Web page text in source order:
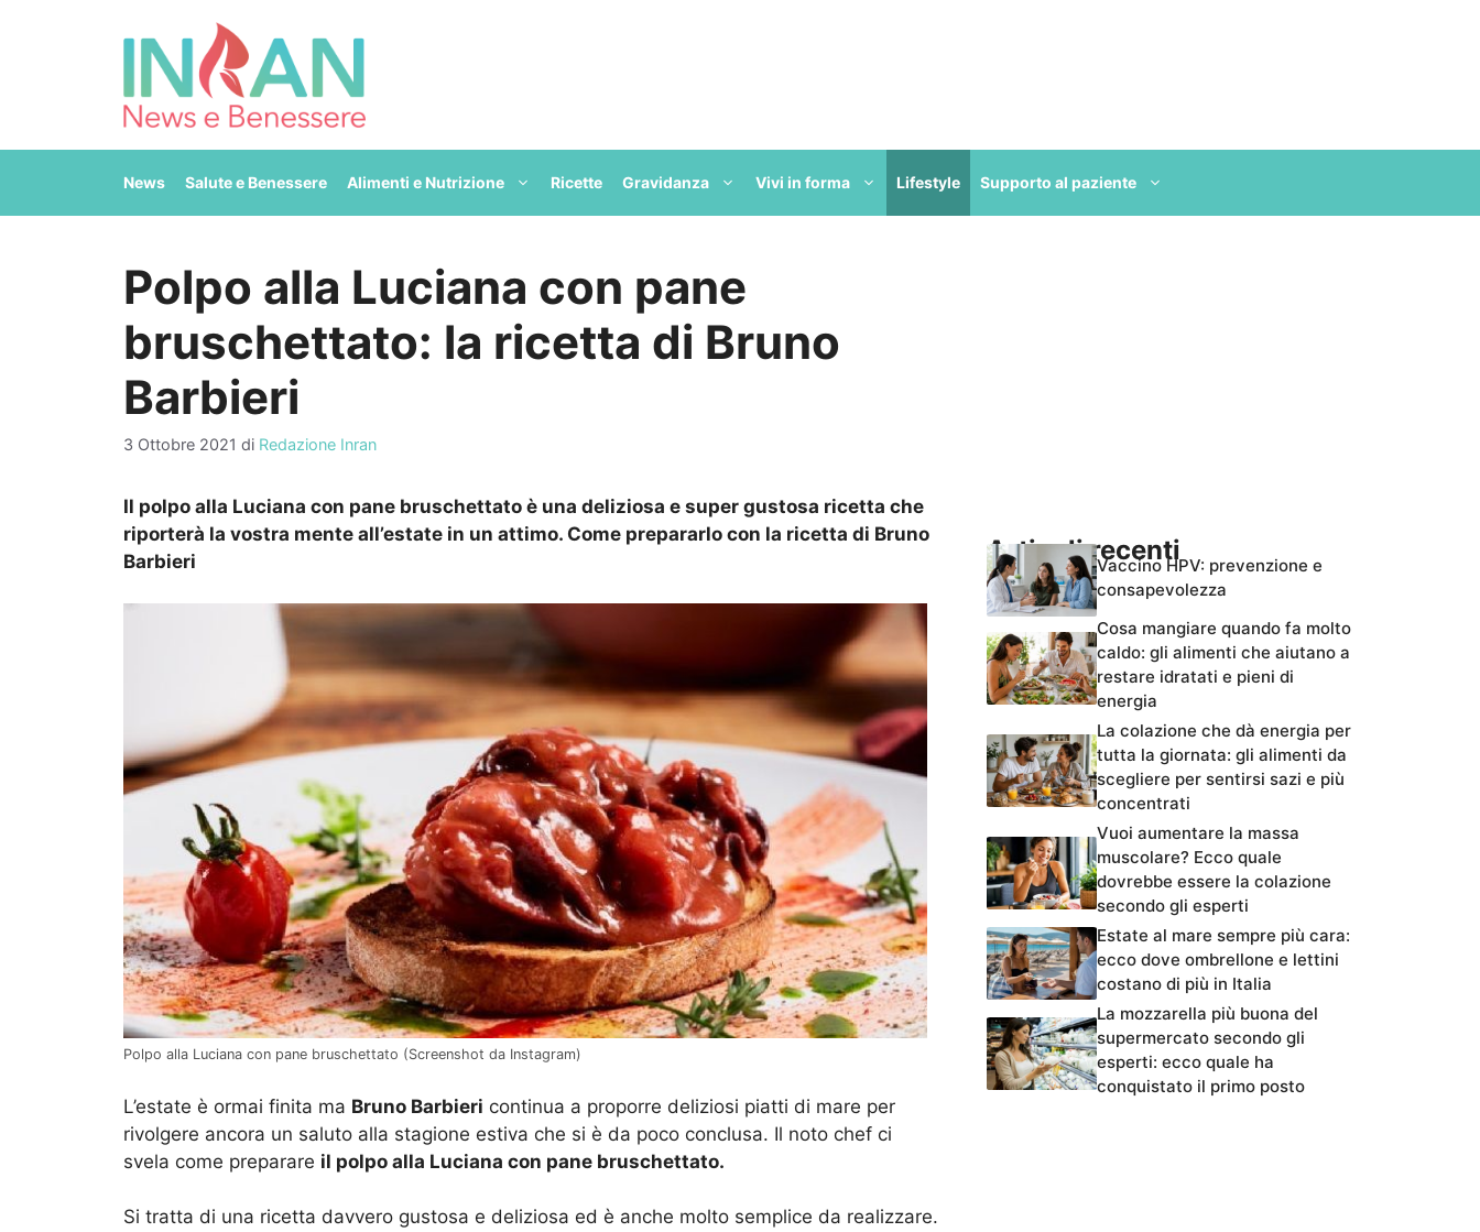
News Salute e Benessere Alimenti e Nutrizione Ricette Gravidanza Vivi in forma Lifestyle Supporto al paziente
Polpo alla Luciana con pane
bruschettato: la ricetta di Bruno
Barbieri
3 Ottobre 2021 di Redazione Inran
Il polpo alla Luciana con pane bruschettato è una deliziosa e super gustosa ricetta che
riporterà la vostra mente all’estate in un attimo. Come prepararlo con la ricetta di Bruno
Barbieri
Polpo alla Luciana con pane bruschettato (Screenshot da Instagram)
L’estate è ormai finita ma Bruno Barbieri continua a proporre deliziosi piatti di mare per
rivolgere ancora un saluto alla stagione estiva che si è da poco conclusa. Il noto chef ci
svela come preparare il polpo alla Luciana con pane bruschettato.
Si tratta di una ricetta davvero gustosa e deliziosa ed è anche molto semplice da realizzare.
Articoli recentiVaccino HPV: prevenzione e
consapevolezza
Cosa mangiare quando fa molto
caldo: gli alimenti che aiutano a
restare idratati e pieni di
energia
La colazione che dà energia per
tutta la giornata: gli alimenti da
scegliere per sentirsi sazi e più
concentrati
Vuoi aumentare la massa
muscolare? Ecco quale
dovrebbe essere la colazione
secondo gli esperti
Estate al mare sempre più cara:
ecco dove ombrellone e lettini
costano di più in Italia
La mozzarella più buona del
supermercato secondo gli
esperti: ecco quale ha
conquistato il primo posto